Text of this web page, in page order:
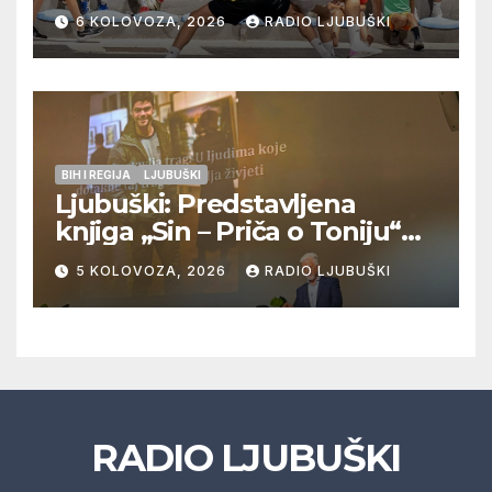
Pregrađa u četvrtfinalu,
Veljaci i Cerno/Crnopod u
doigravanju, Grljevići završili
natjecanje
6 KOLOVOZA, 2026 RADIO LJUBUŠKI
BIH I REGIJA LJUBUŠKI
Ljubuški: Predstavljena
knjiga „Sin – Priča o Toniju“
dr. sc. Zdenka Hercega
5 KOLOVOZA, 2026 RADIO LJUBUŠKI
RADIO LJUBUŠKI